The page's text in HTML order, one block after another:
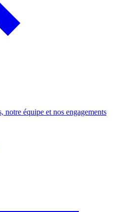
notre équipe et nos engagements